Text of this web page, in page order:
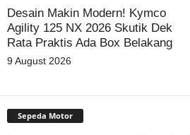
Desain Makin Modern! Kymco
Agility 125 NX 2026 Skutik Dek
Rata Praktis Ada Box Belakang
9 August 2026
Sepeda Motor